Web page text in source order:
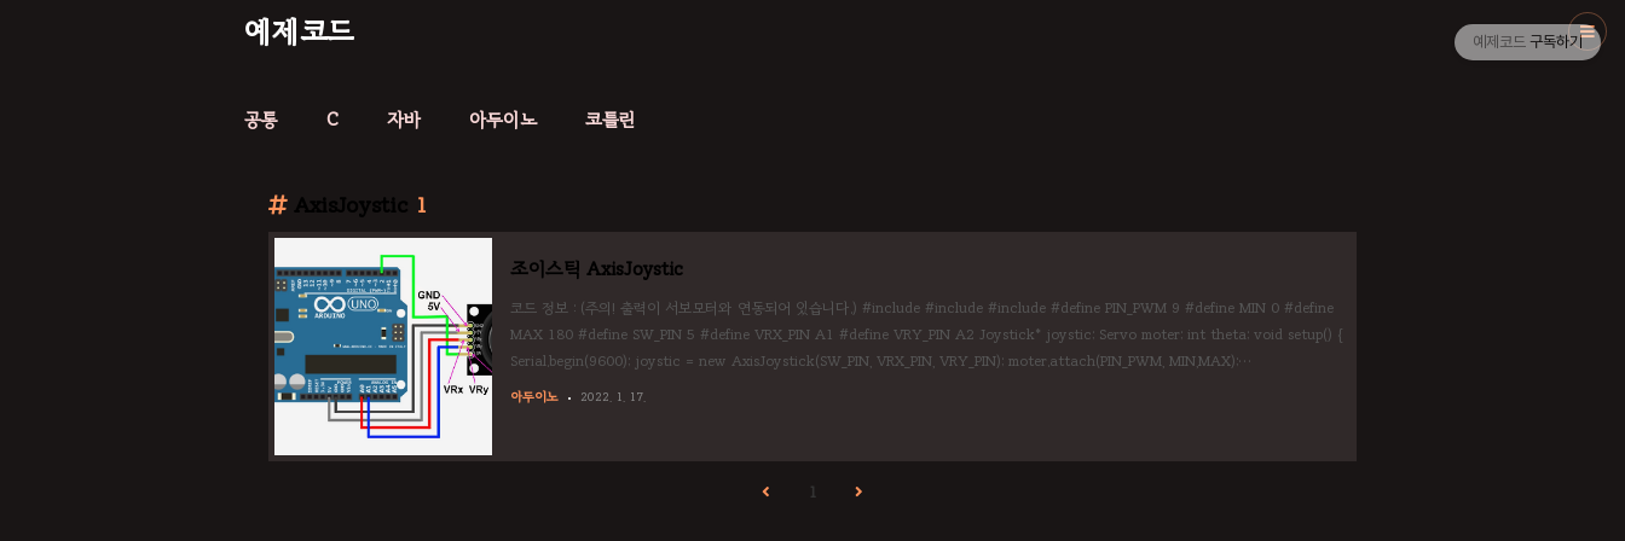
예제코드
공통 C 자바 아두이노 코틀린
AxisJoystic 1
조이스틱 AxisJoystic
코드 정보 : (주의! 출력이 서보모터와 연동되어 있습니다.) #include #include #include #define PIN_PWM 9 #define MIN 0 #define
MAX 180 #define SW_PIN 5 #define VRX_PIN A1 #define VRY_PIN A2 Joystick* joystic; Servo moter; int theta; void setup() {
Serial.begin(9600); joystic = new AxisJoystick(SW_PIN, VRX_PIN, VRY_PIN); moter.attach(PIN_PWM, MIN,MAX);
moter.writeMicroseconds(20); } void loop() { Serial.print(joystic->re..
아두이노 2022. 1. 17.
1
예제코드 구독하기